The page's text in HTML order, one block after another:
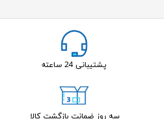
پشتیبانی 24 ساعته
سه روز ضمانت بازگشت کالا